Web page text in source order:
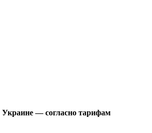
Украине — согласно тарифам